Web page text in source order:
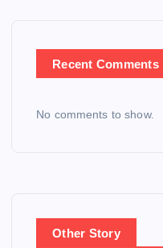
Recent Comments
No comments to show.
Other Story